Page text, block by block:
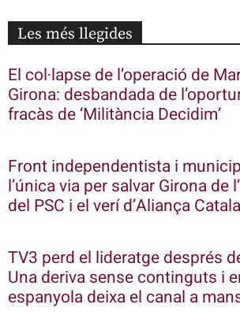
Les més llegides
El col·lapse de l’operació de
Girona: desbandada de
fracàs de ‘Militància Decidim’
Front independentista i
l’única via per salvar Girona de
del PSC i el verí d’Aliança
TV3 perd el lideratge després
Una deriva sense continguts i
espanyola deixa el canal a